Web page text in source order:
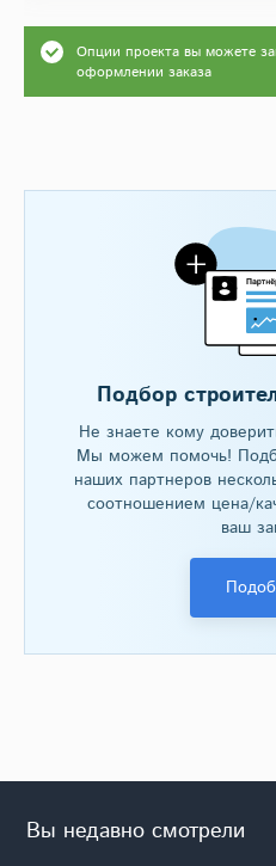
Опции проекта вы можете
оформлении заказа
Подбор
Не знаете кому
Мы можем помочь!
наших партнеров
соотношением цена/
ваш
Вы недавно смотрели